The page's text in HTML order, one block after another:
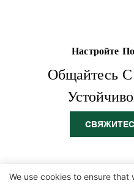
Настройте
Общайтесь
We use cookies to ensure